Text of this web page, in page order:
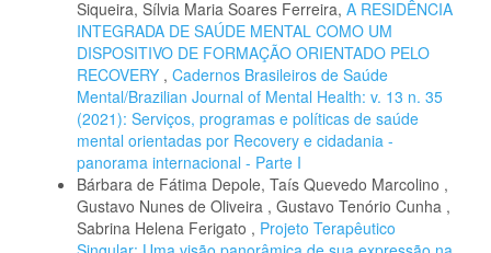
Siqueira, Sílvia Maria Soares Ferreira, A RESIDÊNCIA
INTEGRADA DE SAÚDE MENTAL COMO UM
DISPOSITIVO DE FORMAÇÃO ORIENTADO PELO
RECOVERY , Cadernos Brasileiros de Saúde
Mental/Brazilian Journal of Mental Health: v. 13 n. 35
(2021): Serviços, programas e políticas de saúde
mental orientadas por Recovery e cidadania -
panorama internacional - Parte I
Bárbara de Fátima Depole, Taís Quevedo Marcolino ,
Gustavo Nunes de Oliveira , Gustavo Tenório Cunha ,
Sabrina Helena Ferigato , Projeto Terapêutico